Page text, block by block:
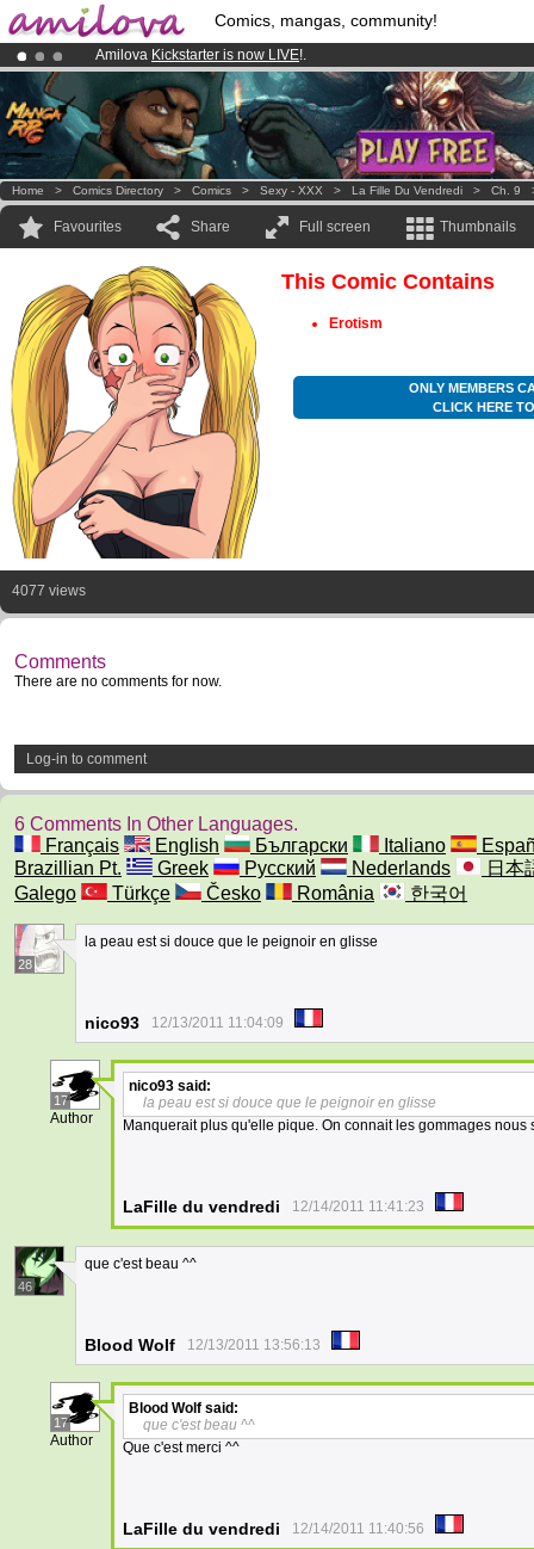
Comics, mangas, community!
Amilova Kickstarter is now LIVE!.
Premium membership from3.95 eurosper month !Get membership
Already 100000 membersand 1000 comics & mangas!.
Home > Comics Directory > Comics > Sexy - XXX > La Fille Du Vendredi > Ch. 9
Favourites Share Full screen Thumbnails
This Comic Contains
Erotism
ONLY MEMBERS
CLICK HERE
4077 views
Comments
There are no comments for now.
Log-in to comment
6 Comments In Other Languages.
Français
English Български Italiano
Brazillian Pt.
Greek Русский Nederlands
日本
Galego
Türkçe Česko România 한국어
28
la peau est si douce que le peignoir en glisse
nico93 12/13/2011 11:04:09
17
Author
nico93 said:
la peau est si douce que le peignoir en glisse
Manquerait plus qu'elle pique. On connait les gommages nous
LaFille du vendredi 12/14/2011 11:41:23
46
que c'est beau ^^
Blood Wolf 12/13/2011 13:56:13
17
Author
Blood Wolf said:
que c'est beau ^^
Que c'est merci ^^
LaFille du vendredi 12/14/2011 11:40:56